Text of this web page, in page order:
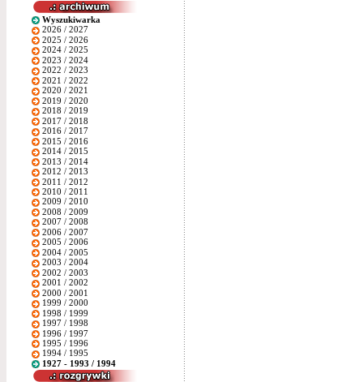
Wyszukiwarka
2026 / 2027
2025 / 2026
2024 / 2025
2023 / 2024
2022 / 2023
2021 / 2022
2020 / 2021
2019 / 2020
2018 / 2019
2017 / 2018
2016 / 2017
2015 / 2016
2014 / 2015
2013 / 2014
2012 / 2013
2011 / 2012
2010 / 2011
2009 / 2010
2008 / 2009
2007 / 2008
2006 / 2007
2005 / 2006
2004 / 2005
2003 / 2004
2002 / 2003
2001 / 2002
2000 / 2001
1999 / 2000
1998 / 1999
1997 / 1998
1996 / 1997
1995 / 1996
1994 / 1995
1927 - 1993 / 1994